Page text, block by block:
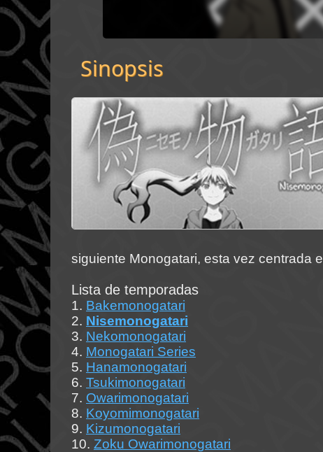
Sinopsis
siguiente Monogatari, esta vez centrada
Lista de temporadas
1. Bakemonogatari
2. Nisemonogatari
3. Nekomonogatari
4. Monogatari Series
5. Hanamonogatari
6. Tsukimonogatari
7. Owarimonogatari
8. Koyomimonogatari
9. Kizumonogatari
10. Zoku Owarimonogatari